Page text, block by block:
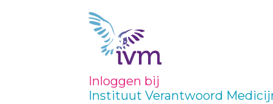
Inloggen bij
Instituut Verantwoord